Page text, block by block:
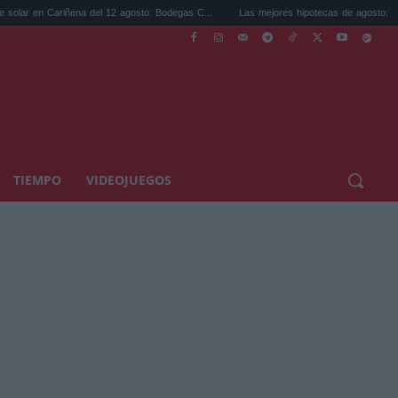
del 12 agosto: Bodegas C... Las mejores hipotecas de agosto: el TAE más
TIEMPO VIDEOJUEGOS